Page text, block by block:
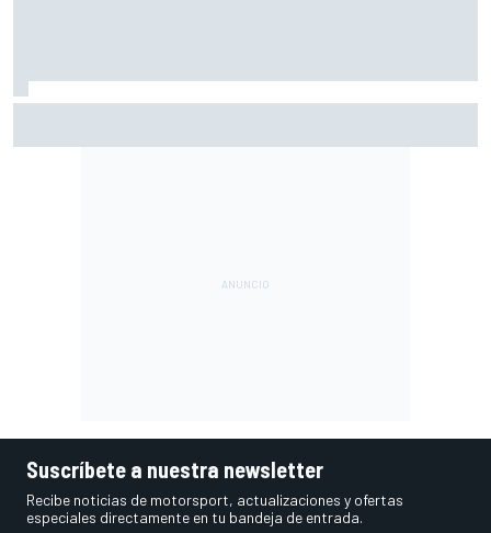
Suscríbete a nuestra newsletter
Recibe noticias de motorsport, actualizaciones y ofertas
especiales directamente en tu bandeja de entrada.